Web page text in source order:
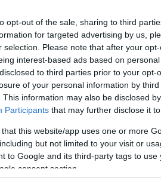
opt-out of the sale, sharing to third
for targeted advertising by us,
selection. Please note that after your
interest-based ads based on
to third parties prior to your
of your personal information by
This information may also be disclosed
Participants that may further disclose it
that this website/app uses one or more
but not limited to your visit or
to Google and its third-party tags to
consent section.
βιομηχανίας
σήμερα την πόρτα του
Ξανά στον ανακριτή
του «Βιολάντα» - Τι
απολογία του